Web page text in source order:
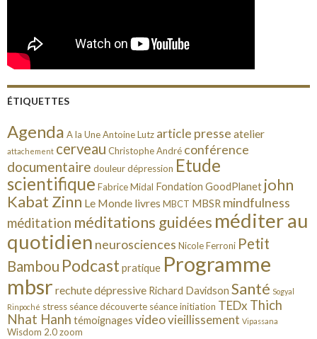
ÉTIQUETTES
Agenda A la UneAntoine Lutz article presse atelier
attachement cerveau Christophe André conférence
documentaire douleurdépression Etude
scientifique Fabrice Midal Fondation GoodPlanet john
Kabat Zinn Le Monde livres MBCT MBSR mindfulness
méditation méditations guidées méditer au
quotidien neurosciences Nicole Ferroni Petit
Bambou Podcast pratique Programme
mbsr rechute dépressive Richard Davidson Santé Sogyal
Rinpoché stress séance découverte séance initiation TEDx Thich
Nhat Hanh témoignages videovieillissement Vipassana
Wisdom 2.0zoom